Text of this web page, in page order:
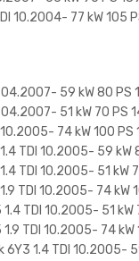
10.2004- 77 kW 105
04.2007- 59 kW 80 PS
04.2007- 51 kW 70 PS
10.2005- 74 kW 100
TDI 10.2005- 59 kW
TDI 10.2005- 51 kW
TDI 10.2005- 74 kW
TDI 10.2005- 51
TDI 10.2005- 74 kW
6Y3 1.4 TDI 10.2005-